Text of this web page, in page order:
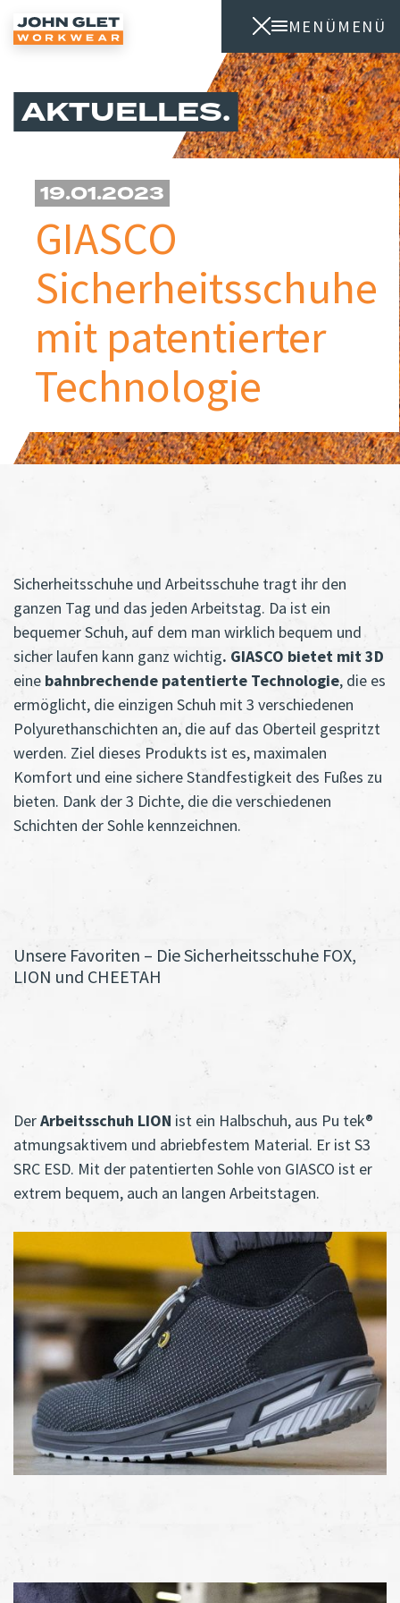
MENÜ
MENÜ
AKTUELLES
GIASCO
Sicherheitsschuhe
mit patentierter
Technologie
19.01.2023
Sicherheitsschuhe und Arbeitsschuhe tragt ihr den
ganzen Tag und das jeden Arbeitstag. Da ist ein
bequemer Schuh, auf dem man wirklich bequem und
sicher laufen kann ganz wichtig. GIASCO bietet mit 3D
eine bahnbrechende patentierte Technologie, die es
ermöglicht, die einzigen Schuh mit 3 verschiedenen
Polyurethanschichten an, die auf das Oberteil gespritzt
werden. Ziel dieses Produkts ist es, maximalen
Komfort und eine sichere Standfestigkeit des Fußes zu
bieten. Dank der 3 Dichte, die die verschiedenen
Schichten der Sohle kennzeichnen.
Unsere Favoriten – Die Sicherheitsschuhe FOX,
LION und CHEETAH
DerArbeitsschuh LION ist ein Halbschuh, aus Pu tek®
atmungsaktivem und abriebfestem Material. Er ist S3
SRC ESD. Mit der patentierten Sohle von GIASCO ist er
extrem bequem, auch an langen Arbeitstagen.